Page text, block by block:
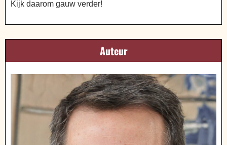
Kijk daarom gauw verder!
Auteur